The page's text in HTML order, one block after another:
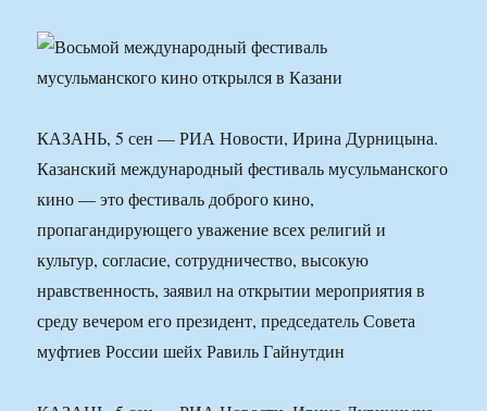
КАЗАНЬ, 5 сен — РИА Новости, Ирина Дурницына.
Казанский международный фестиваль мусульманского
кино — это фестиваль доброго кино,
пропагандирующего уважение всех религий и
культур, согласие, сотрудничество, высокую
нравственность, заявил на открытии мероприятия в
среду вечером его президент, председатель Совета
муфтиев России шейх Равиль Гайнутдин